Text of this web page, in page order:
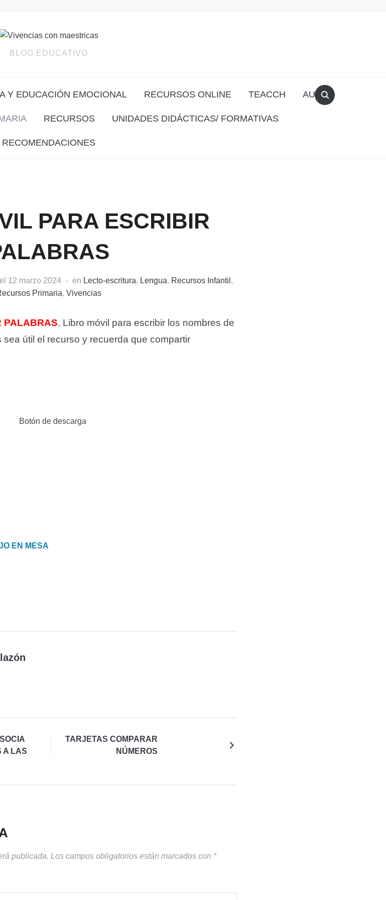
BLOG EDUCATIVO
Y EDUCACIÓN EMOCIONAL RECURSOS ONLINE TEACCH AULA
RECURSOS UNIDADES DIDÁCTICAS/ FORMATIVAS
RECOMENDACIONES
PARA ESCRIBIR
el 12 marzo 2024 en Lecto-escritura, Lengua, Recursos Infantil ,
Primaria, Vivencias
PALABRAS. Libro móvil para escribir los nombres de
útil el recurso y recuerda que compartir
EN MESA
A LAS
TARJETAS COMPARAR
NÚMEROS
publicada. Los campos obligatorios están marcados con *